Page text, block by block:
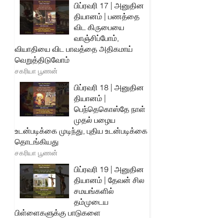
பிப்ரவரி 17 | அனுதின
தியானம் | பணத்தை
விட கிருபையை
வாஞ்சிப்போம்,
வியாதியை விட பாவத்தை அதிகமாய்
வெறுத்திடுவோம்
சகரியா பூணன்
பிப்ரவரி 18 | அனுதின
தியானம் |
பெந்தெகொஸ்தே நாள்
முதல் பழைய
உடன்படிக்கை முடிந்து, புதிய உடன்படிக்கை
தொடங்கியது
சகரியா பூணன்
பிப்ரவரி 19 | அனுதின
தியானம் | தேவன் சில
சமயங்களில்
தம்முடைய
பிள்ளைகளுக்கு பாடுகளை